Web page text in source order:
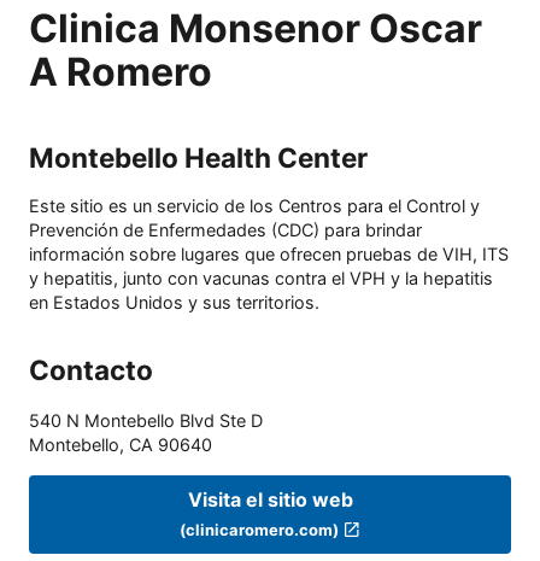
Clinica Monsenor Oscar
A Romero
Montebello Health Center
Este sitio es un servicio de los Centros para el Control y
Prevención de Enfermedades (CDC) para brindar
información sobre lugares que ofrecen pruebas de VIH, ITS
y hepatitis, junto con vacunas contra el VPH y la hepatitis
en Estados Unidos y sus territorios.
Contacto
540 N Montebello Blvd Ste D
Montebello, CA 90640
Visita el sitio web
(clinicaromero.com)